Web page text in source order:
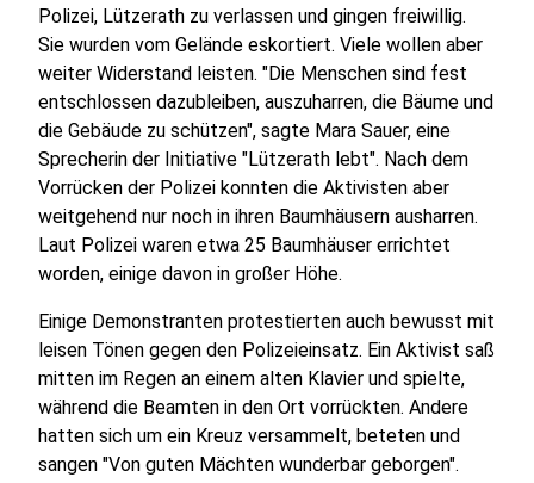
Polizei, Lützerath zu verlassen und gingen freiwillig.
Sie wurden vom Gelände eskortiert. Viele wollen aber
weiter Widerstand leisten. "Die Menschen sind fest
entschlossen dazubleiben, auszuharren, die Bäume und
die Gebäude zu schützen", sagte Mara Sauer, eine
Sprecherin der Initiative "Lützerath lebt". Nach dem
Vorrücken der Polizei konnten die Aktivisten aber
weitgehend nur noch in ihren Baumhäusern ausharren.
Laut Polizei waren etwa 25 Baumhäuser errichtet
worden, einige davon in großer Höhe.
Einige Demonstranten protestierten auch bewusst mit
leisen Tönen gegen den Polizeieinsatz. Ein Aktivist saß
mitten im Regen an einem alten Klavier und spielte,
während die Beamten in den Ort vorrückten. Andere
hatten sich um ein Kreuz versammelt, beteten und
sangen "Von guten Mächten wunderbar geborgen".